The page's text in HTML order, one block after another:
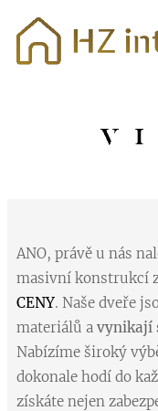
ANO, právě u nás
masivní konstrukcí
CENY. Naše dveře
materiálů a vynikají
Nabízíme široký
dokonale hodí do
získáte nejen